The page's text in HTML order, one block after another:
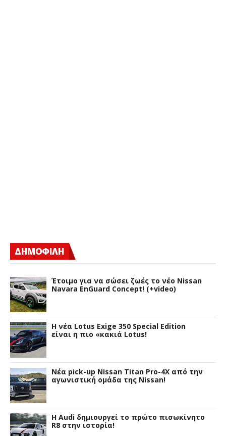
ΔΗΜΟΦΙΛΗ
Έτοιμο για να σώσει ζωές το νέο Nissan
Navara EnGuard Concept! (+video)
H νέα Lotus Exige 350 Special Edition
είναι η πιο «κακιά Lotus!
Νέα pick-up Nissan Titan Pro-4X από την
αγωνιστική ομάδα της Nissan!
Η Audi δημιουργεί το πρώτο πισωκίνητο
R8 στην ιστορία!